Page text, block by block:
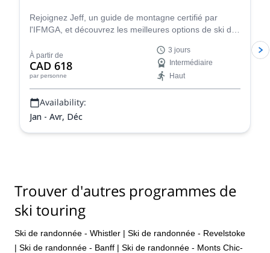
Rejoignez Jeff, un guide de montagne certifié par
l'IFMGA, et découvrez les meilleures options de ski de
réputé pour ses énormes chutes de neige !
À partir de
CAD 618
par personne
3 jours
Intermédiaire
Haut
Availability:
Jan - Avr, Déc
Trouver d'autres programmes de
ski touring
Ski de randonnée - Whistler | Ski de randonnée - Revelstoke
| Ski de randonnée - Banff | Ski de randonnée - Monts Chic-